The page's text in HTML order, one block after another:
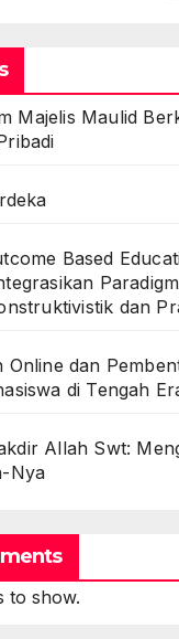
Majelis Maulid
Based
dan
Online dan
di Tengah
Allah Swt:
Nya
to show.